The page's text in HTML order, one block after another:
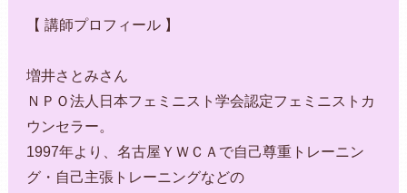
【 講師プロフィール 】
増井さとみさん
ＮＰＯ法人日本フェミニスト学会認定フェミニストカ
ウンセラー。
1997年より、名古屋ＹＷＣＡで自己尊重トレーニン
グ・自己主張トレーニングなどの